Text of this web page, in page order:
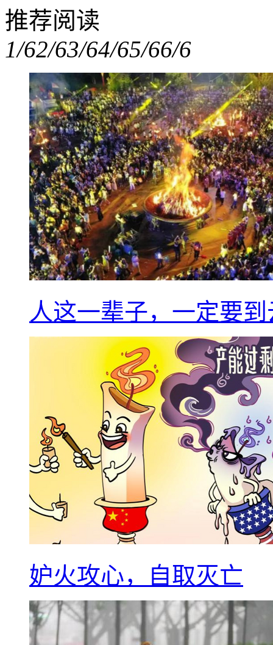
推荐阅读
1/62/63/64/65/66/6
人这一辈子，一定要
妒火攻心，自取灭亡